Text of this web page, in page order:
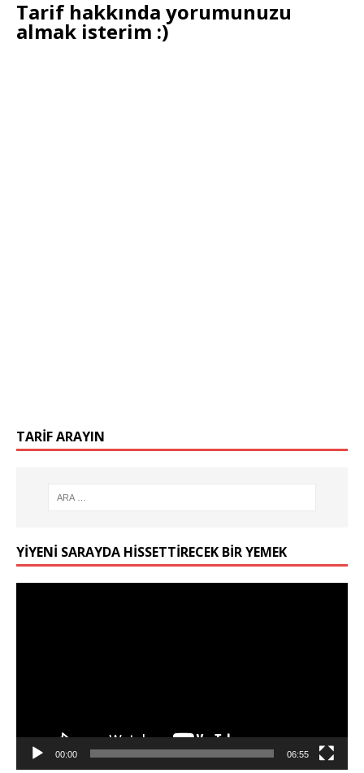
Tarif hakkında yorumunuzu
almak isterim :)
TARIF ARAYIN
YIYENI SARAYDA HISSETTIRECEK BIR YEMEK
00:00 06:55